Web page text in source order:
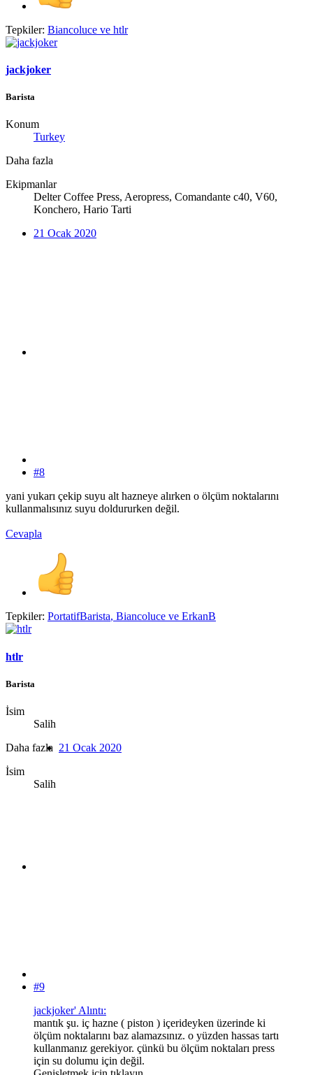
Tepkiler: Biancoluce ve htlr
jackjoker
Barista
Konum
Turkey
Daha fazla
Ekipmanlar
Delter Coffee Press, Aeropress, Comandante c40, V60,
Konchero, Hario Tarti
21 Ocak 2020
#8
yani yukarı çekip suyu alt hazneye alırken o ölçüm noktalarını
kullanmalısınız suyu doldururken değil.
Cevapla
Tepkiler: PortatifBarista, Biancoluce ve ErkanB
htlr
Barista
İsim
Salih
Daha fazla
İsim
Salih
21 Ocak 2020
#9
jackjoker' Alıntı:
mantık şu. iç hazne ( piston ) içerideyken üzerinde ki
ölçüm noktalarını baz alamazsınız. o yüzden hassas tartı
kullanmanız gerekiyor. çünkü bu ölçüm noktaları press
için su dolumu için değil.